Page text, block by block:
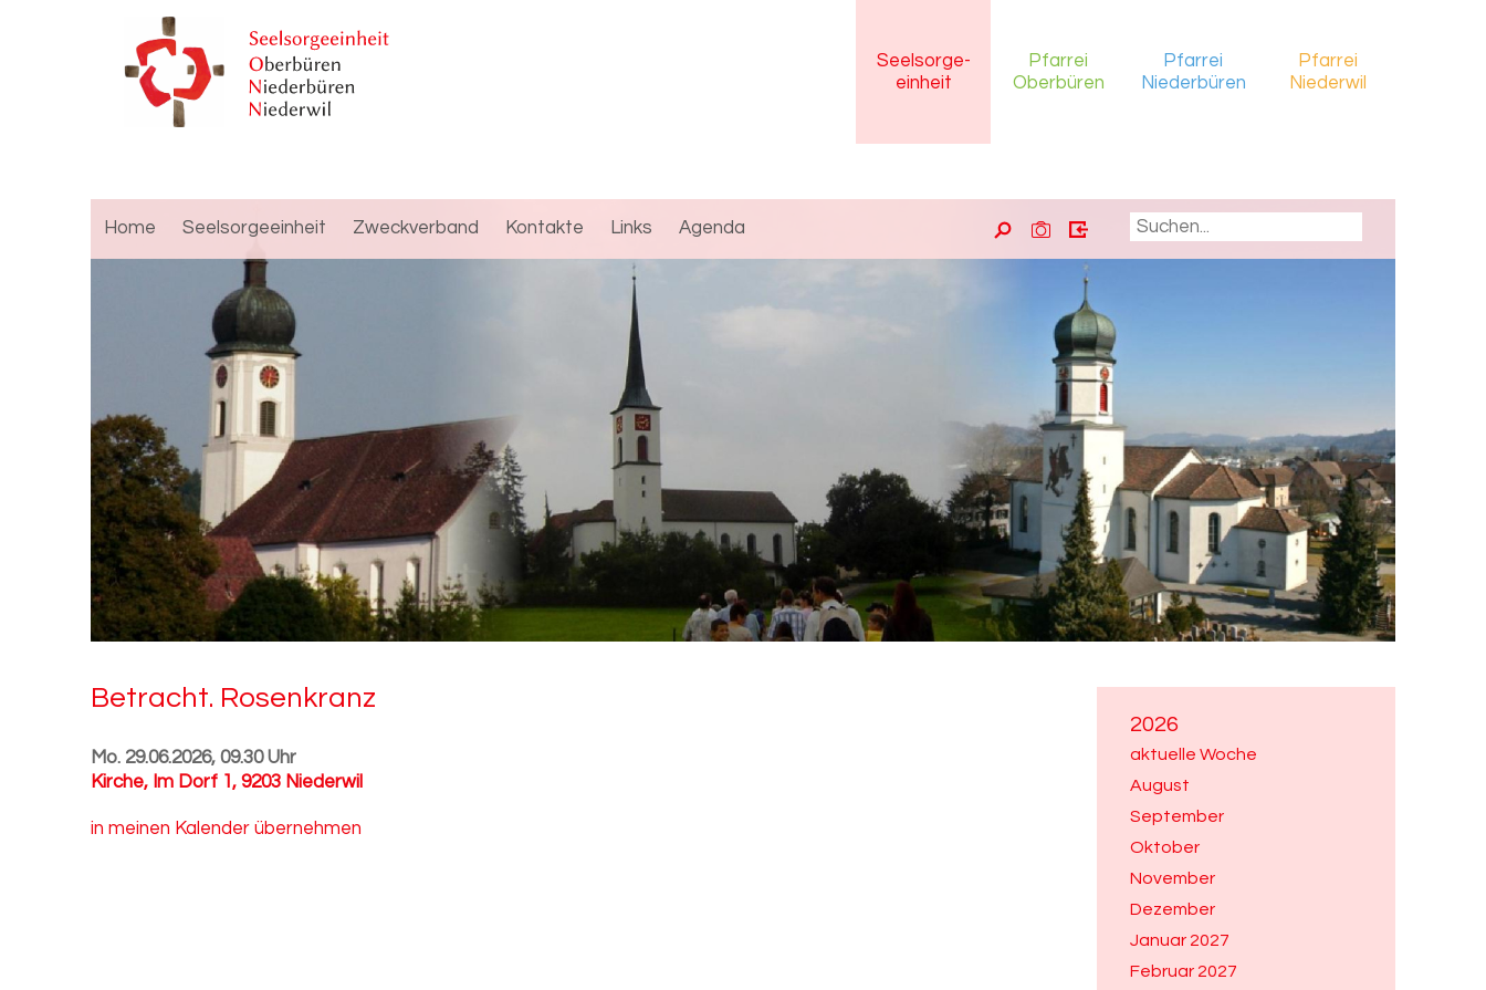
Seelsorge-
einheit
Pfarrei
Oberbüren
Pfarrei
Niederbüren
Pfarrei
Niederwil
Home Seelsorgeeinheit Zweckverband Kontakte Links Agenda
2026
aktuelle Woche
August
September
Oktober
November
Dezember
Januar 2027
Februar 2027
Be­tracht. Ro­sen­kranz
Mo. 29.06.2026, 09.30 Uhr
Kirche, Im Dorf 1, 9203 Niederwil
in meinen Kalender übernehmen